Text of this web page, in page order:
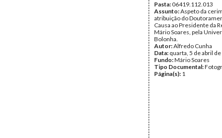
Pasta:06419.112.013
Assunto:Aspeto da
atribuição do
Causa ao Presidente da
Mário Soares, pela
Bolonha.
Autor:Alfredo Cunha
Data: quarta, 5 de abril
Fundo:Mário Soares
Tipo Documental:
Página(s): 1